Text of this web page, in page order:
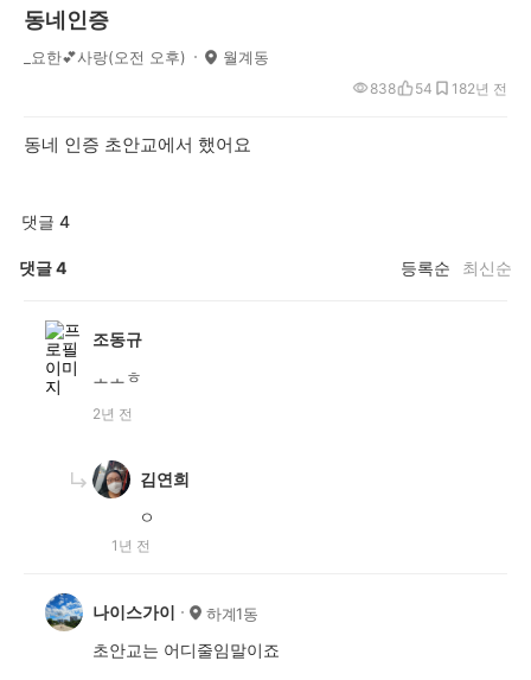
동네인증
_요한💕사랑(오전 오후) 월계동
2년 전
838 54 18
동네 인증 초안교에서 했어요
댓글 4
댓글4 등록순 최신순
조동규
ㅗㅗㅎ
2년 전
김연희
ㅇ
1년 전
나이스가이 하계1동
초안교는 어디줄임말이죠